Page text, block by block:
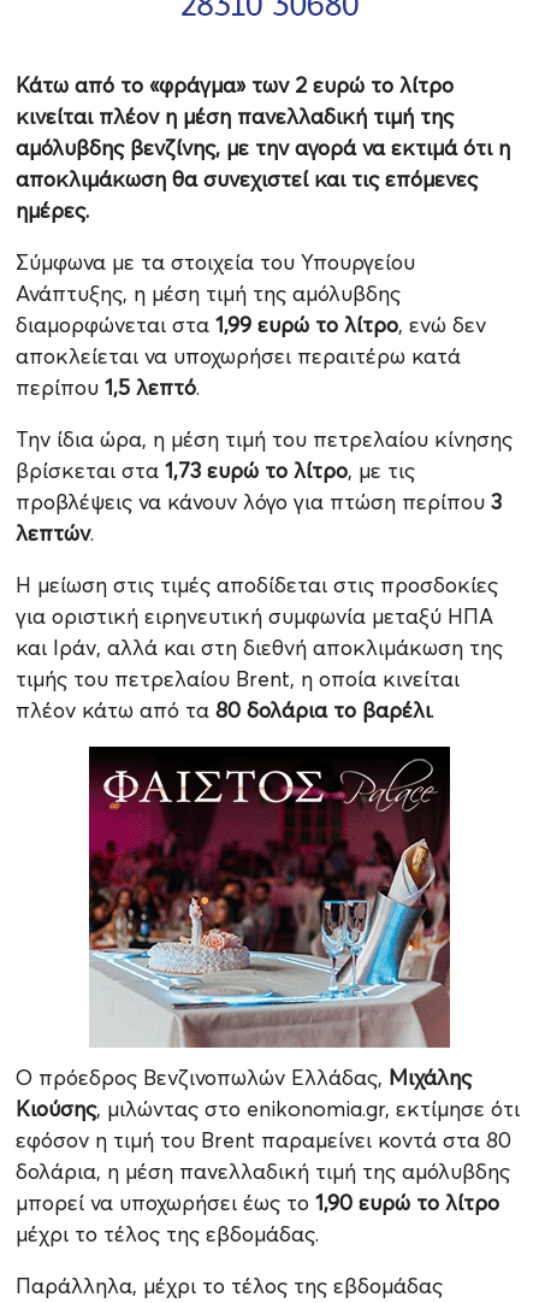
Κάτω από το «φράγμα» των 2 ευρώ το λίτρο
κινείται πλέον η μέση πανελλαδική τιμή της
αμόλυβδης βενζίνης, με την αγορά να εκτιμά ότι η
αποκλιμάκωση θα συνεχιστεί και τις επόμενες
ημέρες.
Σύμφωνα με τα στοιχεία του Υπουργείου
Ανάπτυξης, η μέση τιμή της αμόλυβδης
διαμορφώνεται στα 1,99 ευρώ το λίτρο, ενώ δεν
αποκλείεται να υποχωρήσει περαιτέρω κατά
περίπου 1,5 λεπτό.
Την ίδια ώρα, η μέση τιμή του πετρελαίου κίνησης
βρίσκεται στα 1,73 ευρώ το λίτρο, με τις
προβλέψεις να κάνουν λόγο για πτώση περίπου 3
λεπτών.
Η μείωση στις τιμές αποδίδεται στις προσδοκίες
για οριστική ειρηνευτική συμφωνία μεταξύ ΗΠΑ
και Ιράν, αλλά και στη διεθνή αποκλιμάκωση της
τιμής του πετρελαίου Brent, η οποία κινείται
πλέον κάτω από τα 80 δολάρια το βαρέλι.
Ο πρόεδρος Βενζινοπωλών Ελλάδας, Μιχάλης
Κιούσης, μιλώντας στο enikonomia.gr, εκτίμησε ότι
εφόσον η τιμή του Brent παραμείνει κοντά στα 80
δολάρια, η μέση πανελλαδική τιμή της αμόλυβδης
μπορεί να υποχωρήσει έως το 1,90 ευρώ το λίτρο
μέχρι το τέλος της εβδομάδας.
Παράλληλα, μέχρι το τέλος της εβδομάδας